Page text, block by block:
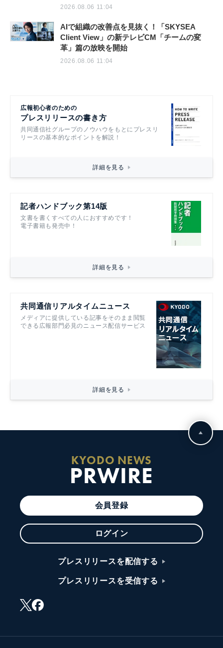
2026.08.06 11:04
AIで組織の改善点を見抜く！「SKYSEA
Client View」の新テレビCM「チームの変
革」篇の放映を開始
2026.08.06 11:04
広報初心者のための
プレスリリースの書き方
共同通信社グループのノウハウをもとにプレスリ
リースの基本的なポイントを解説！
詳細を見る
記者ハンドブック第14版
文書を書くすべての人におすすめです！
電子書籍も発売中！
詳細を見る
共同通信リアルタイムニュース
メディアに提供している記事をそのまま閲覧
できる広報部門必見のニュース配信サービス
詳細を見る
KYODO NEWS
PRWIRE
会員登録
ログイン
プレスリリースを配信する
プレスリリースを受信する